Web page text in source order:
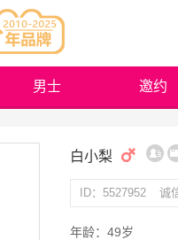
男士 邀约
白小梨
ID：5527952 诚
年龄：49岁